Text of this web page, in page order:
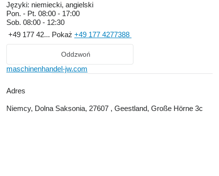
Języki: niemiecki, angielski
Pon. - Pt. 08:00 - 17:00
Sob. 08:00 - 12:30
+49 177 42... Pokaż +49 177 4277388
Oddzwoń
maschinenhandel-jw.com
Adres
Niemcy, Dolna Saksonia, 27607 , Geestland, Große Hörne 3c